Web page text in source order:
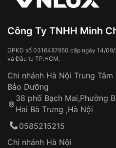
Công Ty TNHH Minh
GPKD số 0316487950 cấp ngày 14/
và Đầu tư TP.HCM.
Chi nhánh Hà Nội Trung
Bảo Dưỡng
38 phố Bạch Mai,Phường
Hai Bà Trưng ,Hà Nội
0585215215
Chi nhánh Hà Nội